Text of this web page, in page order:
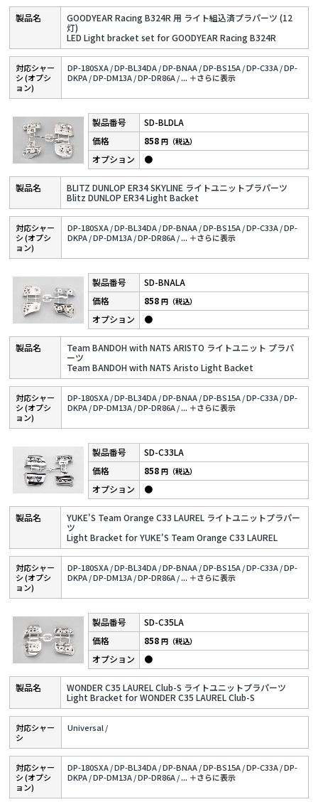
GOODYEAR Racing B324R 用 ライト組込済プラパーツ (12
灯)
LED Light bracket set for GOODYEAR Racing B324R
対応シャー
シ (オプシ
ョン)
DP-180SXA /DP-BL34DA /DP-BNAA /DP-BS15A /DP-C33A /DP-
DKPA /DP-DM13A /DP-DR86A /... ＋さらに表⽰
SD-BLDLA
BLITZ DUNLOP ER34 SKYLINE ライトユニットプラパーツ
Blitz DUNLOP ER34 Light Backet
858円（税込）
●
対応シャー
シ (オプシ
ョン)
DP-180SXA /DP-BL34DA /DP-BNAA /DP-BS15A /DP-C33A /DP-
DKPA /DP-DM13A /DP-DR86A /... ＋さらに表⽰
SD-BNALA
Team BANDOH with NATS ARISTO ライトユニット プラパ
ーツ
Team BANDOH with NATS Aristo Light Backet
858円（税込）
●
対応シャー
シ (オプシ
ョン)
DP-180SXA /DP-BL34DA /DP-BNAA /DP-BS15A /DP-C33A /DP-
DKPA /DP-DM13A /DP-DR86A /... ＋さらに表⽰
SD-C33LA
YUKE'S Team Orange C33 LAUREL ライトユニットプラパー
ツ
Light Bracket for YUKE'S Team Orange C33 LAUREL
858円（税込）
●
対応シャー
シ (オプシ
ョン)
DP-180SXA /DP-BL34DA /DP-BNAA /DP-BS15A /DP-C33A /DP-
DKPA /DP-DM13A /DP-DR86A /... ＋さらに表⽰
SD-C35LA
WONDER C35 LAUREL Club-S ライトユニットプラパーツ
Light Bracket for WONDER C35 LAUREL Club-S
858円（税込）
●
対応シャー
シ
Universal /
対応シャー
シ (オプシ
ョン)
DP-180SXA /DP-BL34DA /DP-BNAA /DP-BS15A /DP-C33A /DP-
DKPA /DP-DM13A /DP-DR86A /... ＋さらに表⽰